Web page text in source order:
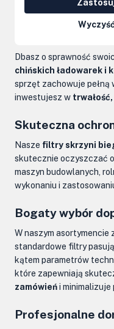
Kolumny kierownicze,
Osprzęt do maszyn
Dbasz o sprawność
chińskich ładowarek i
sprzęt zachowuje pełną
inwestujesz w
Skuteczna
Nasze filtry skrzyni
skutecznie oczyszczać
maszyn budowlanych,
wykonaniu i
Bogaty wybór
W naszym asortymencie
standardowe filtry
kątem parametrów
które zapewniają
zamówieńi
Profesjonalne